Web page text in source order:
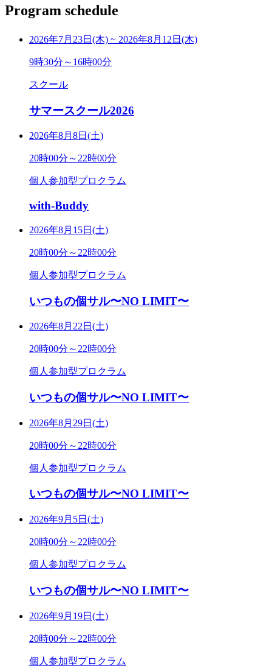
Program schedule
2026年7月23日(木) ~ 2026年8月12日(木)
9時30分～16時00分
スクール
サマースクール2026
2026年8月8日(土)
20時00分～22時00分
個人参加型プロクラム
with-Buddy
2026年8月15日(土)
20時00分～22時00分
個人参加型プロクラム
いつもの個サル〜NO LIMIT〜
2026年8月22日(土)
20時00分～22時00分
個人参加型プロクラム
いつもの個サル〜NO LIMIT〜
2026年8月29日(土)
20時00分～22時00分
個人参加型プロクラム
いつもの個サル〜NO LIMIT〜
2026年9月5日(土)
20時00分～22時00分
個人参加型プロクラム
いつもの個サル〜NO LIMIT〜
2026年9月19日(土)
20時00分～22時00分
個人参加型プロクラム